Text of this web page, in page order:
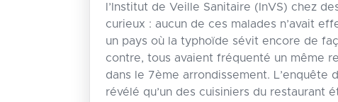
l’Institut de Veille Sanitaire (InVS) chez
curieux : aucun de ces malades n’avait
un pays où la typhoïde sévit encore de
contre, tous avaient fréquenté un même
dans le 7ème arrondissement. L’enquête
révélé qu’un des cuisiniers du restaurant